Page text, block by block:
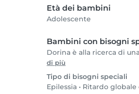
Età dei bambini
Adolescente
Bambini con bisogni
Dorina è alla ricerca di
di più
Tipo di bisogni speciali
Epilessia • Ritardo